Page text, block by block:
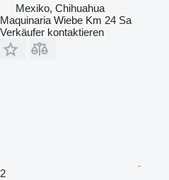
Mexiko, Chihuahua
Maquinaria Wiebe Km 24 Sa
Verkäufer kontaktieren
2